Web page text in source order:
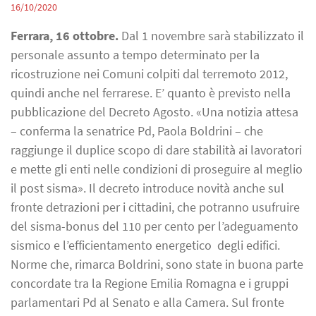
16/10/2020
Ferrara, 16 ottobre. Dal 1 novembre sarà stabilizzato il
personale assunto a tempo determinato per la
ricostruzione nei Comuni colpiti dal terremoto 2012,
quindi anche nel ferrarese. E’ quanto è previsto nella
pubblicazione del Decreto Agosto. «Una notizia attesa
– conferma la senatrice Pd, Paola Boldrini – che
raggiunge il duplice scopo di dare stabilità ai lavoratori
e mette gli enti nelle condizioni di proseguire al meglio
il post sisma». Il decreto introduce novità anche sul
fronte detrazioni per i cittadini, che potranno usufruire
del sisma-bonus del 110 per cento per l’adeguamento
sismico e l’efficientamento energetico degli edifici.
Norme che, rimarca Boldrini, sono state in buona parte
concordate tra la Regione Emilia Romagna e i gruppi
parlamentari Pd al Senato e alla Camera. Sul fronte